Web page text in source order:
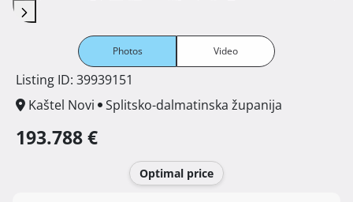
Photos Video
Listing ID: 39939151
Kaštel Novi
Splitsko-dalmatinska županija
193.788 €
Optimal price